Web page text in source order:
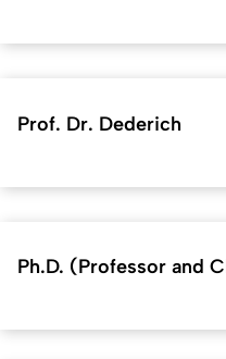
Prof. Dr. Dederich
Ph.D. (Professor and